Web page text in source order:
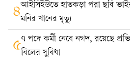
৪আইসিইউতে হাতকড়া পরা ছবি
মনির খানের মৃত্যু
৫৭ পদে কর্মী নেবে নগদ, রয়েছে
বিলের সুবিধা